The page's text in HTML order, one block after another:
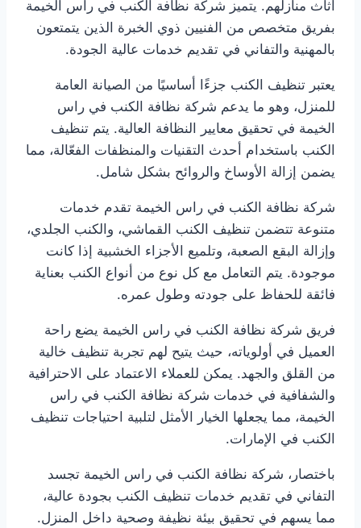
أثاث منازلهم. يتميز شركة نظافة الكنب في راس الخيمة
بفريق متخصص من الفنيين ذوي الخبرة الذين يتمتعون
بالمهنية والتفاني في تقديم خدمات عالية الجودة.
يعتبر تنظيف الكنب جزءًا أساسيًا من الصيانة العامة
للمنزل، وهو ما يدعم شركة نظافة الكنب في راس
الخيمة في تحقيق معايير النظافة العالية. يتم تنظيف
الكنب باستخدام أحدث التقنيات والمنظفات الفعّالة، مما
يضمن إزالة الأوساخ والروائح بشكل شامل.
شركة نظافة الكنب في راس الخيمة تقدم خدمات
متنوعة تتضمن تنظيف الكنب القماشي، والكنب الجلدي،
وإزالة البقع الصعبة، وتلميع الأجزاء الخشبية إذا كانت
موجودة. يتم التعامل مع كل نوع من أنواع الكنب بعناية
فائقة للحفاظ على جودته وطول عمره.
فريق شركة نظافة الكنب في راس الخيمة يضع راحة
العميل في أولوياته، حيث يتيح لهم تجربة تنظيف خالية
من القلق والجهد. يمكن للعملاء الاعتماد على الاحترافية
والشفافية في خدمات شركة نظافة الكنب في راس
الخيمة، مما يجعلها الخيار الأمثل لتلبية احتياجات تنظيف
الكنب في الإمارات.
باختصار، شركة نظافة الكنب في راس الخيمة تجسد
التفاني في تقديم خدمات تنظيف الكنب بجودة عالية،
مما يسهم في تحقيق بيئة نظيفة وصحية داخل المنزل.